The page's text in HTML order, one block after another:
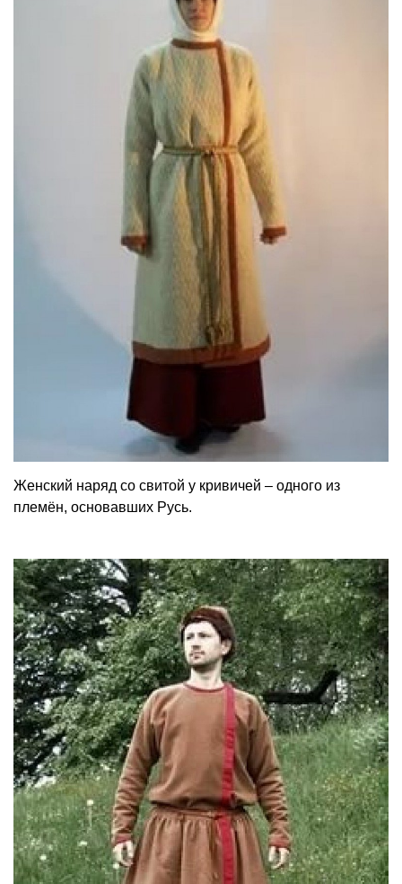
Женский наряд со свитой у кривичей – одного из
племён, основавших Русь.